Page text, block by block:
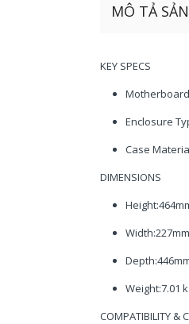
MÔ TẢ
KEY SPECS
Motherboard
Enclosure
Case
DIMENSIONS
Width:227mm
Weight:7.01
COMPATIBILITY &